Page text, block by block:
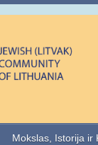
Mokslas, Istorija ir